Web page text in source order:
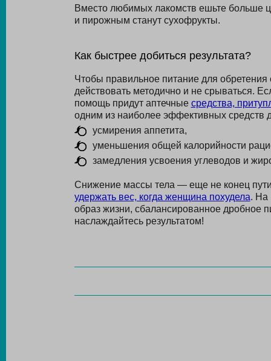
Вместо любимых лакомств ешьте больше
и пирожным станут сухофрукты.
Как быстрее добиться результата?
Чтобы правильное питание для
действовать методично и не срываться.
помощь придут аптечные средства,
одним из наиболее эффективных средств
усмирения аппетита,
уменьшения общей калорийности
замедления усвоения углеводов и
Снижение массы тела — еще не конец
удержать вес, когда женщина похудела. На
образ жизни, сбалансированное дробное
наслаждайтесь результатом!